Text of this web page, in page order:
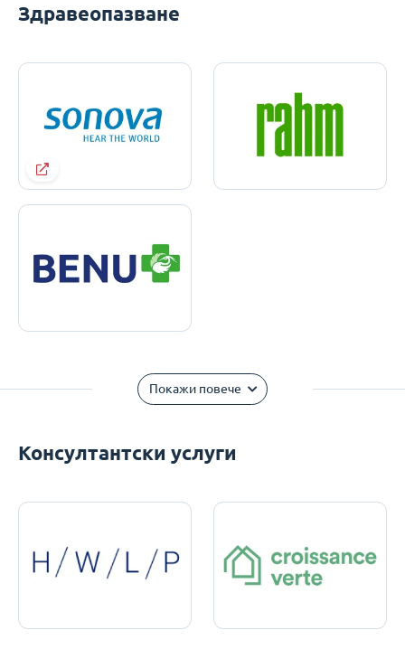
Здравеопазване
Покажи повече
Консултантски услуги